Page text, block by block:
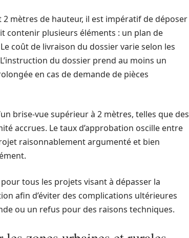
mètres de hauteur, il est impératif de déposer
contenir plusieurs éléments : un plan de
coût de livraison du dossier varie selon les
du dossier prend au moins un
en cas de demande de pièces
brise-vue supérieur à 2 mètres, telles que des
accrues. Le taux d’approbation oscille entre
raisonnablement argumenté et bien
tous les projets visant à dépasser la
afin d’éviter des complications ultérieures
ou un refus pour des raisons techniques.